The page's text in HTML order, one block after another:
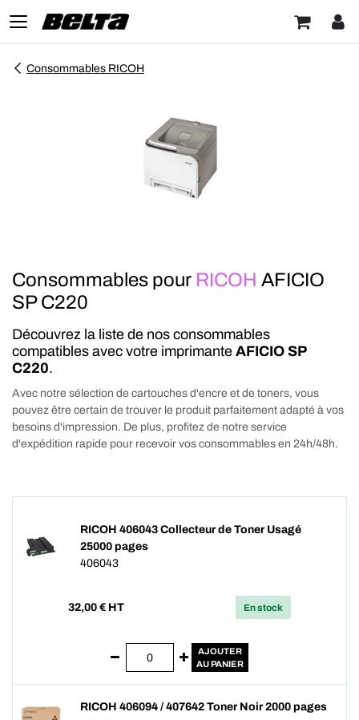
Consommables RICOH
Consommables pour RICOH AFICIO
SP C220
Découvrez la liste de nos consommables
compatibles avec votre imprimante AFICIO SP
C220.
Avec notre sélection de cartouches d'encre et de toners, vous
pouvez être certain de trouver le produit parfaitement adapté à vos
besoins d'impression. De plus, profitez de notre service
d'expédition rapide pour recevoir vos consommables en 24h/48h.
RICOH 406043 Collecteur de Toner Usagé
25000 pages
406043
32,00 € HT En stock
AJOUTER
AU PANIER
RICOH 406094 / 407642 Toner Noir 2000 pages